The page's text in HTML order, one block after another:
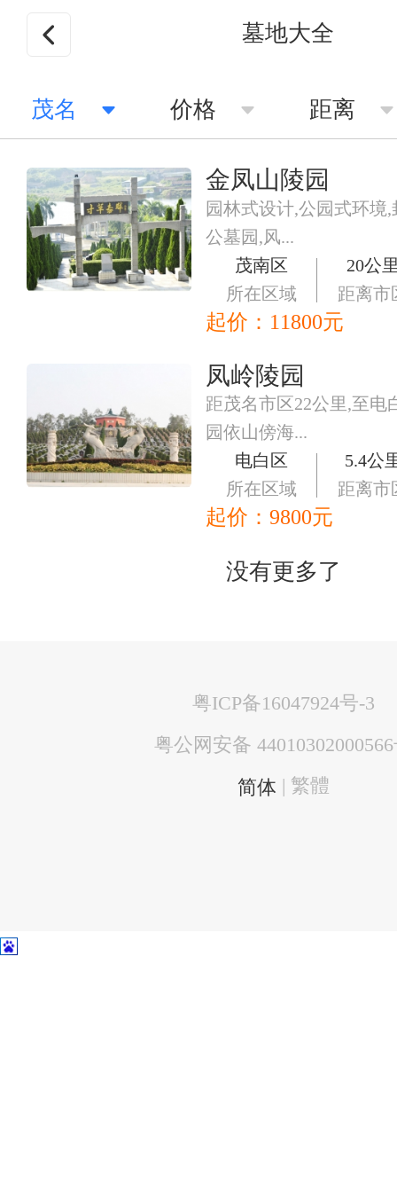
墓地大全
茂名 价格 距离
金凤山陵园
园林式设计,公园式环境
公墓园,风...
茂南区
所在区域
20公
距离市
起价： 11800元
凤岭陵园
距茂名市区22公里,至电
园依山傍海...
电白区
所在区域
5.4公
距离市
起价： 9800元
没有更多了
粤ICP备16047924号-3
粤公网安备
简体 | 繁體